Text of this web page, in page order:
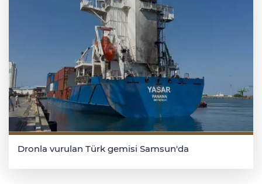
Dronla vurulan Türk gemisi Samsun'da